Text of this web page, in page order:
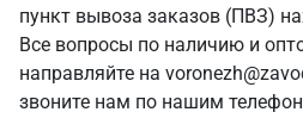
пункт вывоза заказов (ПВЗ)
Все вопросы по наличию и
направляйте на
звоните нам по нашим